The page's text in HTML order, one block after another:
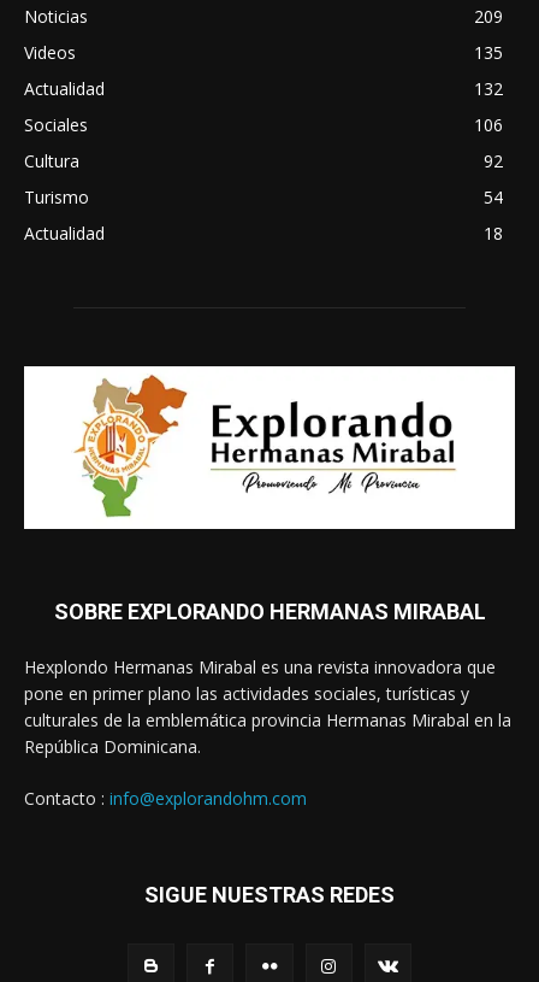
Noticias
209
Videos
135
Actualidad
132
Sociales
106
Cultura
92
Turismo
54
Actualidad
18
SOBRE EXPLORANDO HERMANAS MIRABAL
Hexplondo Hermanas Mirabal es una revista innovadora que
pone en primer plano las actividades sociales, turísticas y
culturales de la emblemática provincia Hermanas Mirabal en la
República Dominicana.
Contacto : info@explorandohm.com
SIGUE NUESTRAS REDES